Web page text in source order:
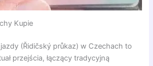
Kupie
(Řidičský průkaz) w Czechach to
przejścia, łączący tradycyjną